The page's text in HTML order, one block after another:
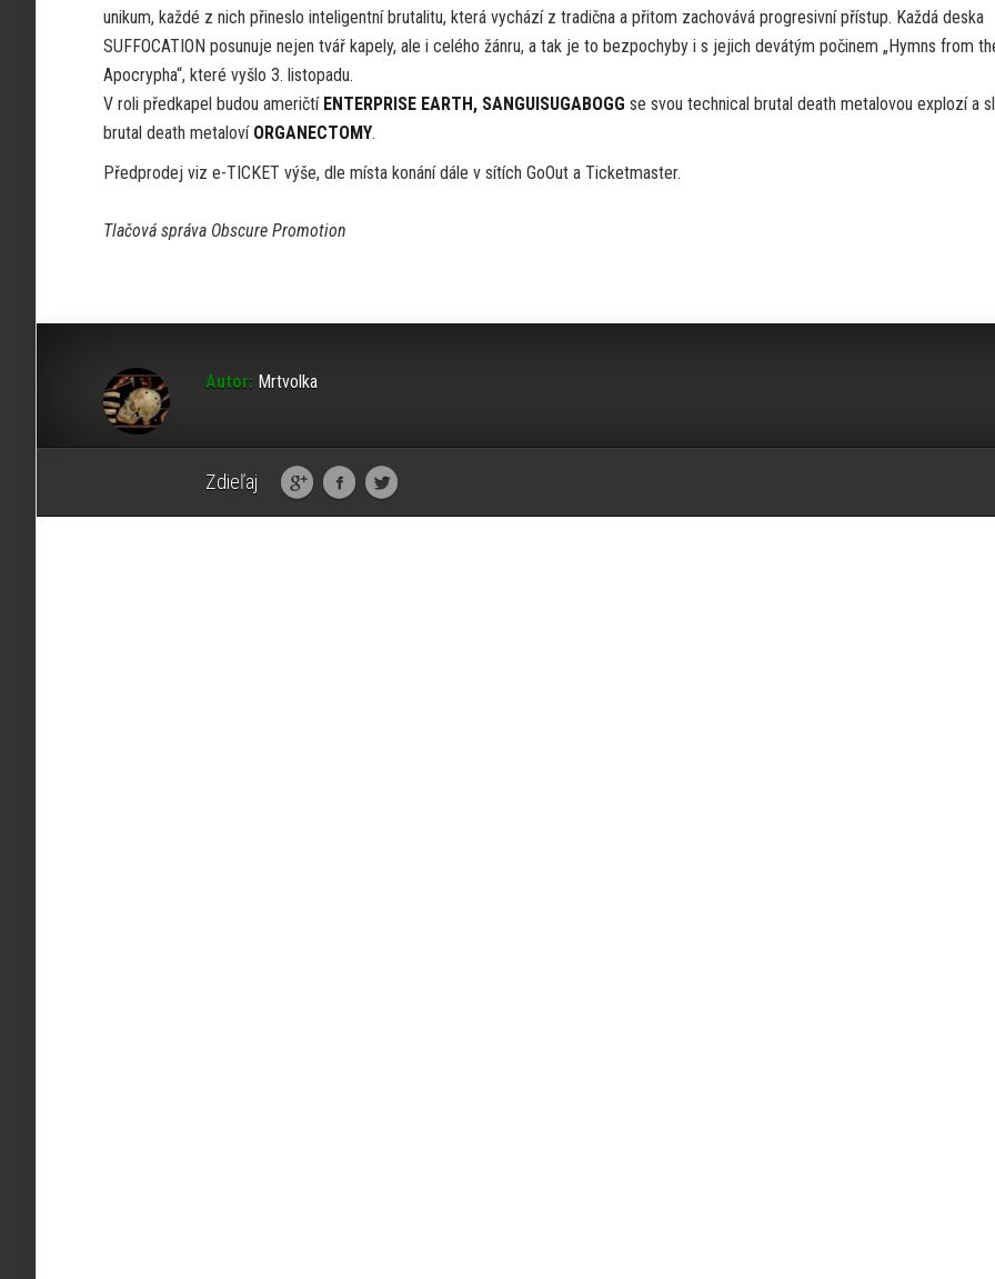
unikum, každé z nich přineslo inteligentní brutalitu, která vychází z tradična a přitom zachovává progresivní přístup. Každá deska
SUFFOCATION posunuje nejen tvář kapely, ale i celého žánru, a tak je to bezpochyby i s jejich devátým počinem „Hymns from
Apocrypha“, které vyšlo 3. listopadu.
V roli předkapel budou američtí ENTERPRISE EARTH, SANGUISUGABOGG se svou technical brutal death metalovou explozí a
brutal death metaloví ORGANECTOMY.
Předprodej viz e-TICKET výše, dle místa konání dále v sítích GoOut a Ticketmaster.
Tlačová správa Obscure Promotion
Autor: Mrtvolka
Zdieľaj